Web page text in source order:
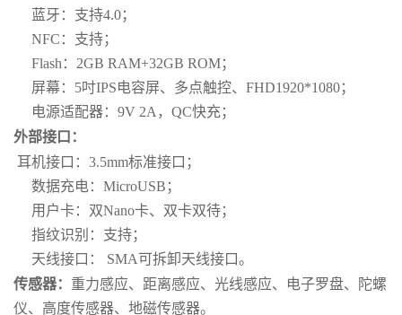
蓝牙：支持4.0；
NFC：支持；
Flash：2GB RAM+32GB ROM；
屏幕：5吋IPS电容屏、多点触控、FHD1920*1080；
电源适配器：9V 2A，QC快充；
外部接口：
耳机接口：3.5mm标准接口；
数据充电：MicroUSB；
用户卡：双Nano卡、双卡双待；
指纹识别：支持；
天线接口： SMA可拆卸天线接口。
传感器： 重力感应、距离感应、光线感应、电子罗盘、陀螺
仪、高度传感器、地磁传感器。